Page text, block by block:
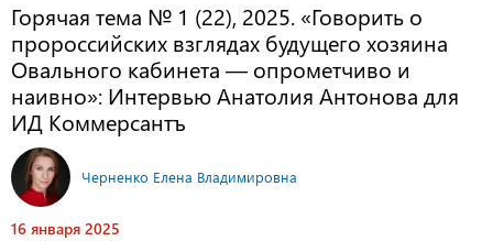
Горячая тема № 1 (22), 2025. «Говорить о
пророссийских взглядах будущего хозяина
Овального кабинета — опрометчиво и
наивно»: Интервью Анатолия Антонова для
ИД Коммерсантъ
Черненко Елена Владимировна
16 января 2025